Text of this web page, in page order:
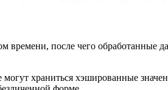
времени, после чего обработанные
храниться хэшированные